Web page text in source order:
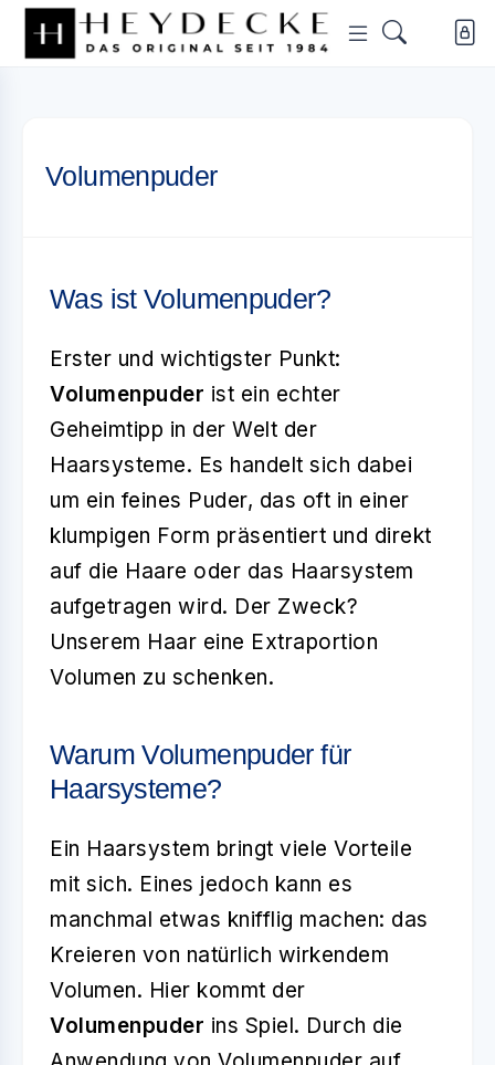
Volumenpuder
Was ist Volumenpuder?
Erster und wichtigster Punkt:
Volumenpuder ist ein echter
Geheimtipp in der Welt der
Haarsysteme. Es handelt sich dabei
um ein feines Puder, das oft in einer
klumpigen Form präsentiert und direkt
auf die Haare oder das Haarsystem
aufgetragen wird. Der Zweck?
Unserem Haar eine Extraportion
Volumen zu schenken.
Warum Volumenpuder für
Haarsysteme?
Ein Haarsystem bringt viele Vorteile
mit sich. Eines jedoch kann es
manchmal etwas knifflig machen: das
Kreieren von natürlich wirkendem
Volumen. Hier kommt der
Volumenpuder ins Spiel. Durch die